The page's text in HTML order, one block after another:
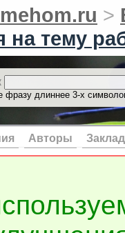
>
тему
фразу длиннее 3-х
Авторы